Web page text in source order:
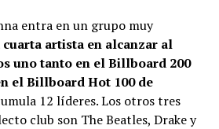
entra en un grupo muy
cuarta artista en alcanzar al
uno tanto en el Billboard 200
el Billboard Hot 100 de
12 líderes. Los otros tres
club son The Beatles, Drake y